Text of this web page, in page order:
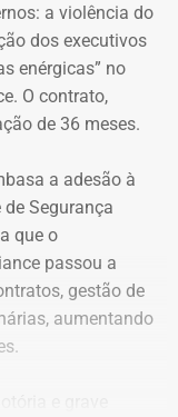
a violência do
dos executivos
enérgicas” no
O contrato,
de 36 meses.
a adesão à
Segurança
que o
passou a
gestão de
aumentando